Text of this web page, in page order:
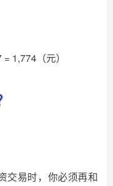
1,774（元）
交易时，你必须再和